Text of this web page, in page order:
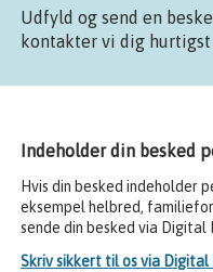
Udfyld og send en
kontakter vi dig
Indeholder din besked
Hvis din besked indeholder
eksempel helbred,
sende din besked via Digital
Skriv sikkert til os via Digital